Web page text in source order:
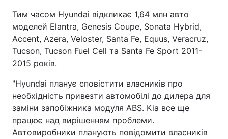
Тим часом Hyundai відкликає 1,64 млн авто
моделей Elantra, Genesis Coupe, Sonata Hybrid,
Accent, Azera, Veloster, Santa Fe, Equus, Veracruz,
Tucson, Tucson Fuel Cell та Santa Fe Sport 2011-
2015 років.
"Hyundai планує сповістити власників про
необхідність привезти автомобілі до дилера для
заміни запобіжника модуля ABS. Kia все ще
працює над вирішенням проблеми.
Автовиробники планують повідомити власників